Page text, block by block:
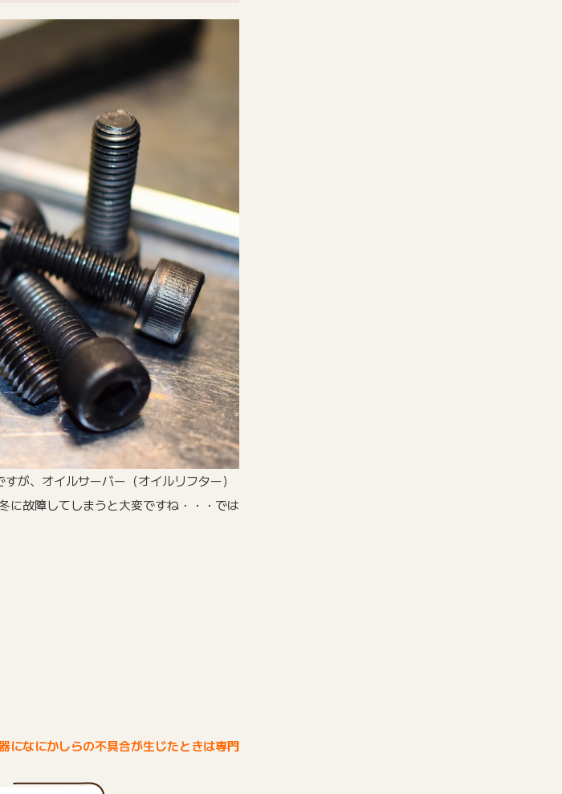
が、オイルサーバー（オイルリフター）
に故障してしまうと大変ですね・・・では
になにかしらの不具合が生じたときは専門